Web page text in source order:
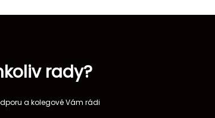
rady?
a kolegové Vám rádi